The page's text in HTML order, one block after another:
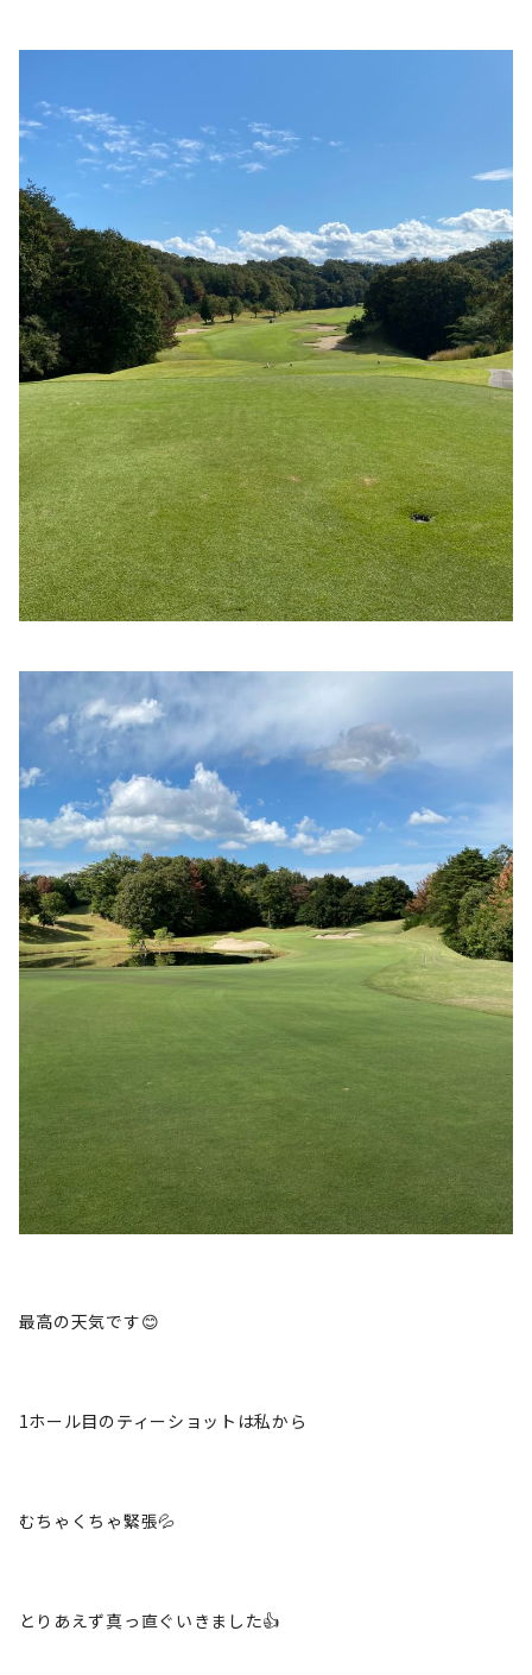
最高の天気です😊
1ホール目のティーショットは私から
むちゃくちゃ緊張💦
とりあえず真っ直ぐいきました👍